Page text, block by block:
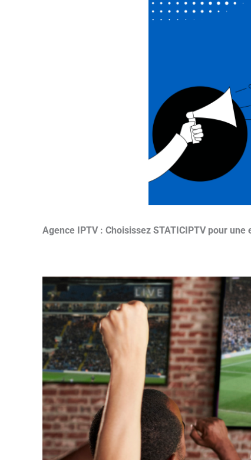
Agence IPTV : Choisissez STATICIPTV pour